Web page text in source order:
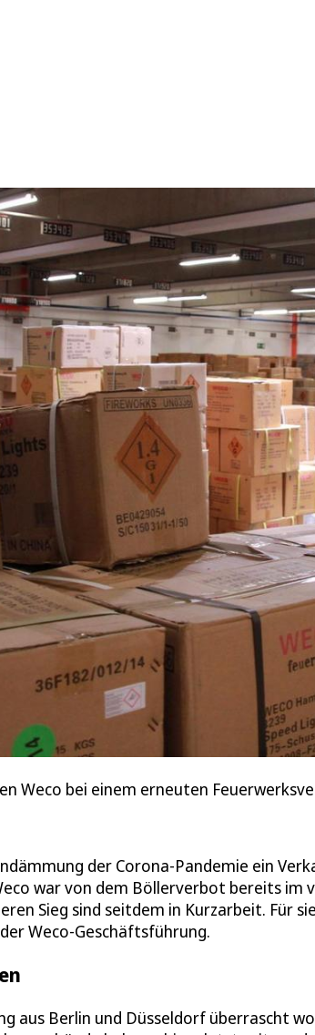
Weco bei einem erneuten
der Corona-Pandemie ein
war von dem Böllerverbot bereits im
Sieg sind seitdem in Kurzarbeit. Für
Weco-Geschäftsführung.
aus Berlin und Düsseldorf überrascht